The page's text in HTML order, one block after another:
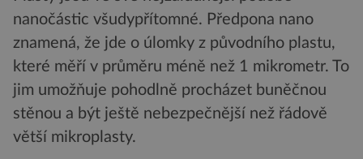
nanočástic všudypřítomné. Předpona nano
znamená, že jde o úlomky z původního plastu,
které měří v průměru méně než 1 mikrometr. To
jim umožňuje pohodlně procházet buněčnou
stěnou a být ještě nebezpečnější než řádově
větší mikroplasty.